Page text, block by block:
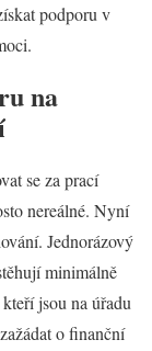
podporu v
na
se za prací
nereálné. Nyní
Jednorázový
minimálně
jsou na úřadu
o finanční